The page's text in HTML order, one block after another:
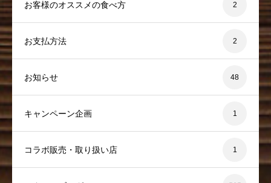
お客様のオススメの食べ方 2
お支払方法 2
お知らせ 48
キャンペーン企画 1
コラボ販売・取り扱い店 1